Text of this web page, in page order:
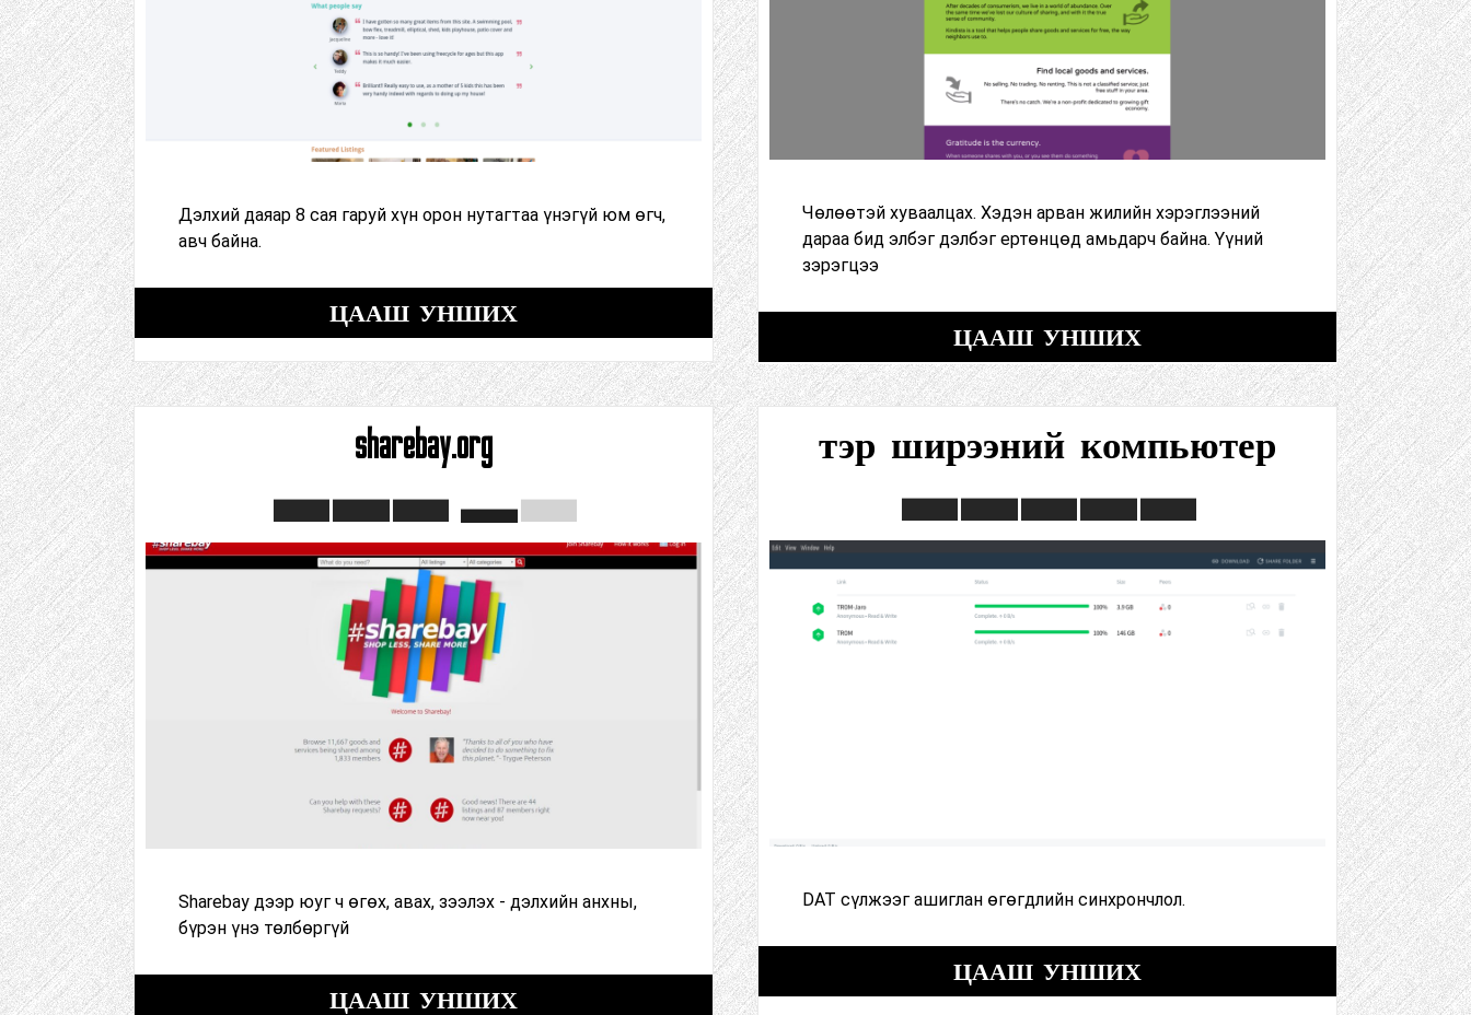
Дэлхий даяар 8 сая гаруй хүн орон нутагтаа үнэгүй юм өгч,
авч байна.
ЦААШ УНШИХ
Чөлөөтэй хуваалцах. Хэдэн арван жилийн хэрэглээний
дараа бид элбэг дэлбэг ертөнцөд амьдарч байна. Үүний
зэрэгцээ
ЦААШ УНШИХ
sharebay.org
Sharebay дээр юуг ч өгөх, авах, зээлэх - дэлхийн анхны,
бүрэн үнэ төлбөргүй
ЦААШ УНШИХ
тэр ширээний компьютер
DAT сүлжээг ашиглан өгөгдлийн синхрончлол.
ЦААШ УНШИХ